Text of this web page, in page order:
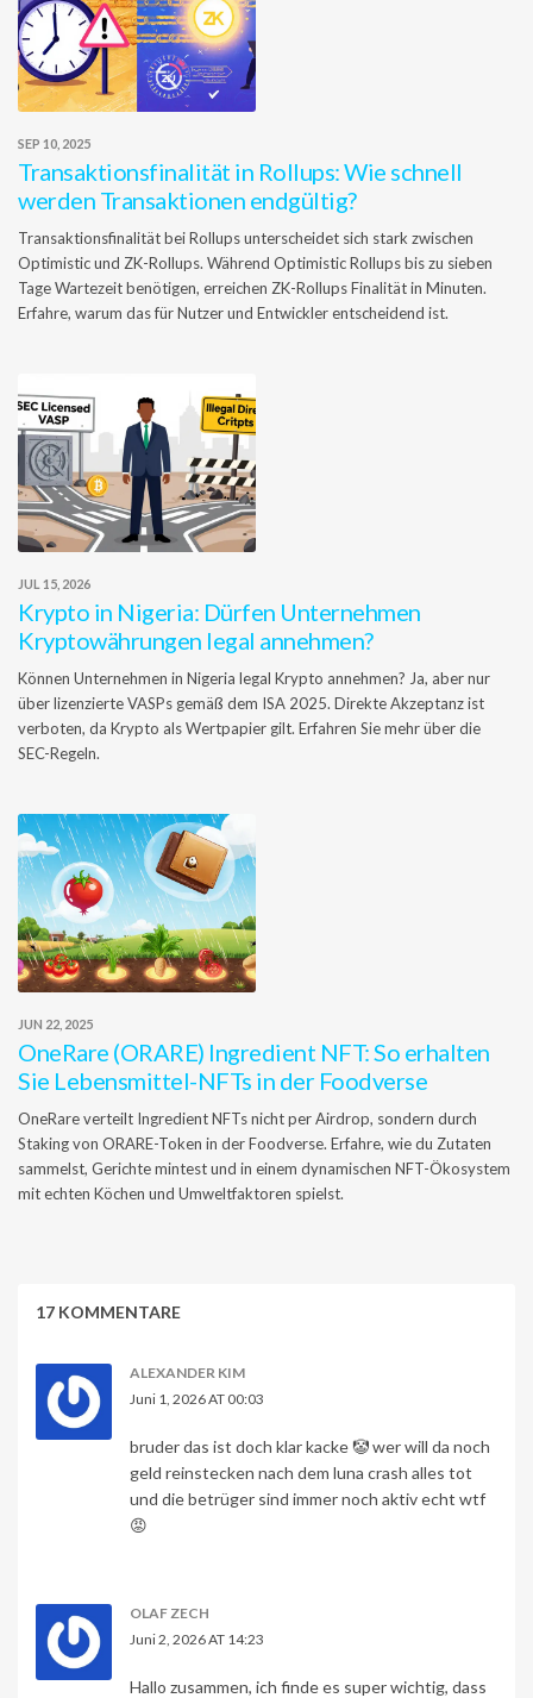
SEP 10, 2025
Transaktionsfinalität in Rollups: Wie schnell
werden Transaktionen endgültig?
Transaktionsfinalität bei Rollups unterscheidet sich stark zwischen
Optimistic und ZK-Rollups. Während Optimistic Rollups bis zu sieben
Tage Wartezeit benötigen, erreichen ZK-Rollups Finalität in Minuten.
Erfahre, warum das für Nutzer und Entwickler entscheidend ist.
JUL 15, 2026
Krypto in Nigeria: Dürfen Unternehmen
Kryptowährungen legal annehmen?
Können Unternehmen in Nigeria legal Krypto annehmen? Ja, aber nur
über lizenzierte VASPs gemäß dem ISA 2025. Direkte Akzeptanz ist
verboten, da Krypto als Wertpapier gilt. Erfahren Sie mehr über die
SEC-Regeln.
JUN 22, 2025
OneRare (ORARE) Ingredient NFT: So erhalten
Sie Lebensmittel-NFTs in der Foodverse
OneRare verteilt Ingredient NFTs nicht per Airdrop, sondern durch
Staking von ORARE-Token in der Foodverse. Erfahre, wie du Zutaten
sammelst, Gerichte mintest und in einem dynamischen NFT-Ökosystem
mit echten Köchen und Umweltfaktoren spielst.
17 KOMMENTARE
ALEXANDER KIM
Juni 1, 2026 AT 00:03
bruder das ist doch klar kacke 🤡 wer will da noch
geld reinstecken nach dem luna crash alles tot
und die betrüger sind immer noch aktiv echt wtf
😡
OLAF ZECH
Juni 2, 2026 AT 14:23
Hallo zusammen, ich finde es super wichtig, dass